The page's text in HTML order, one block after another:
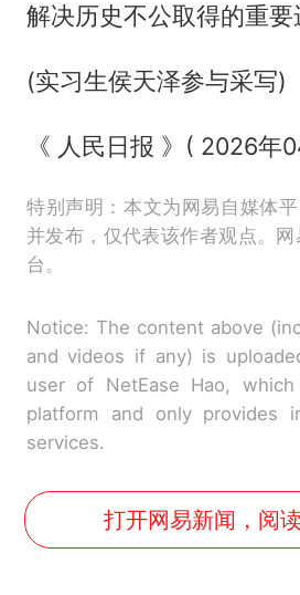
解决历史不公取得的重要
(实习生侯天泽参与采写)
《 人民日报 》( 2026年
特别声明：本文为网易自媒体
并发布，仅代表该作者观点。
台。
Notice: The content above
and videos if any) is
user of NetEase Hao,
platform and only provides
services.
打开网易新闻，阅